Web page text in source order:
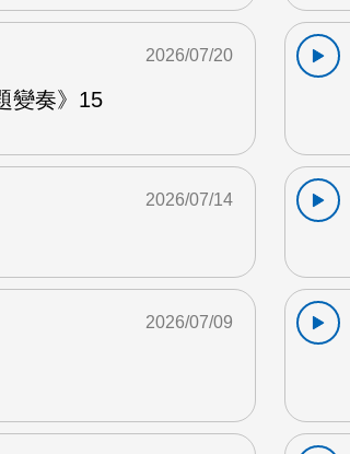
變奏》15
2026/07/20
2026/07/14
2026/07/09